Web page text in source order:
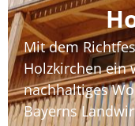
Mit dem
Holzkirchen ein
nachhaltiges
Bayerns